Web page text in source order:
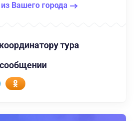
Вашего города
тура